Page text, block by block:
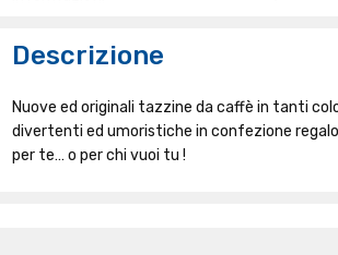
Descrizione
Nuove ed originali tazzine da caffè in tanti
divertenti ed umoristiche in confezione
per te… o per chi vuoi tu !